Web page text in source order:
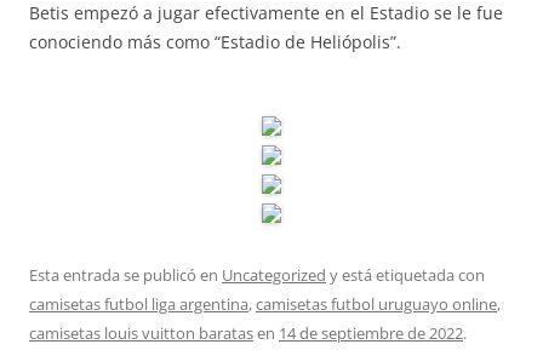
Betis empezó a jugar efectivamente en el Estadio se le fue
conociendo más como “Estadio de Heliópolis”.
Esta entrada se publicó en Uncategorized y está etiquetada con
camisetas futbol liga argentina,camisetas futbol uruguayo online,
camisetas louis vuitton baratasen 14 de septiembre de 2022.